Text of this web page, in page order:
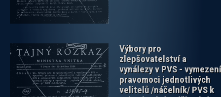
Výbory pro
zlepšovatelství a
vynálezy v PVS - vymezení
pravomoci jednotlivých
velitelů /náčelník/ PVS k